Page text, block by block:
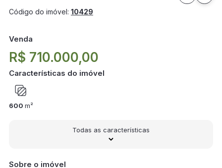
Código do imóvel: 10429
Venda
R$ 710.000,00
Características do imóvel
600 m²
Todas as características
Sobre o imóvel